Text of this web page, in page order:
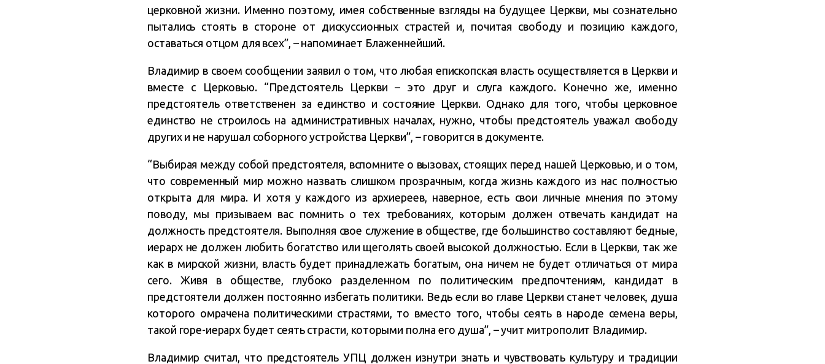
церковной жизни. Именно поэтому, имея собственные взгляды на будущее Церкви, мы сознательно
пытались стоять в стороне от дискуссионных страстей и, почитая свободу и позицию каждого,
оставаться отцом для всех”, – напоминает Блаженнейший.
Владимир в своем сообщении заявил о том, что любая епископская власть осуществляется в Церкви и
вместе с Церковью. “Предстоятель Церкви – это друг и слуга каждого. Конечно же, именно
предстоятель ответственен за единство и состояние Церкви. Однако для того, чтобы церковное
единство не строилось на административных началах, нужно, чтобы предстоятель уважал свободу
других и не нарушал соборного устройства Церкви”, – говорится в документе.
“Выбирая между собой предстоятеля, вспомните о вызовах, стоящих перед нашей Церковью, и о том,
что современный мир можно назвать слишком прозрачным, когда жизнь каждого из нас полностью
открыта для мира. И хотя у каждого из архиереев, наверное, есть свои личные мнения по этому
поводу, мы призываем вас помнить о тех требованиях, которым должен отвечать кандидат на
должность предстоятеля. Выполняя свое служение в обществе, где большинство составляют бедные,
иерарх не должен любить богатство или щеголять своей высокой должностью. Если в Церкви, так же
как в мирской жизни, власть будет принадлежать богатым, она ничем не будет отличаться от мира
сего. Живя в обществе, глубоко разделенном по политическим предпочтениям, кандидат в
предстоятели должен постоянно избегать политики. Ведь если во главе Церкви станет человек, душа
которого омрачена политическими страстями, то вместо того, чтобы сеять в народе семена веры,
такой горе-иерарх будет сеять страсти, которыми полна его душа”, – учит митрополит Владимир.
Владимир считал, что предстоятель УПЦ должен изнутри знать и чувствовать культуру и традиции